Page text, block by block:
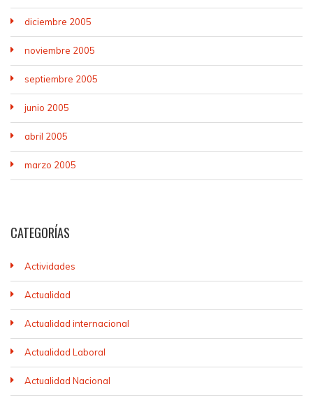
diciembre 2005
noviembre 2005
septiembre 2005
junio 2005
abril 2005
marzo 2005
CATEGORÍAS
Actividades
Actualidad
Actualidad internacional
Actualidad Laboral
Actualidad Nacional